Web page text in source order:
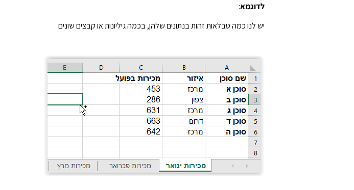
לדוגמא:
יש לנו כמה טבלאות זהות בנתונים שלהן, בכמה גיליונות או קבצים שונים